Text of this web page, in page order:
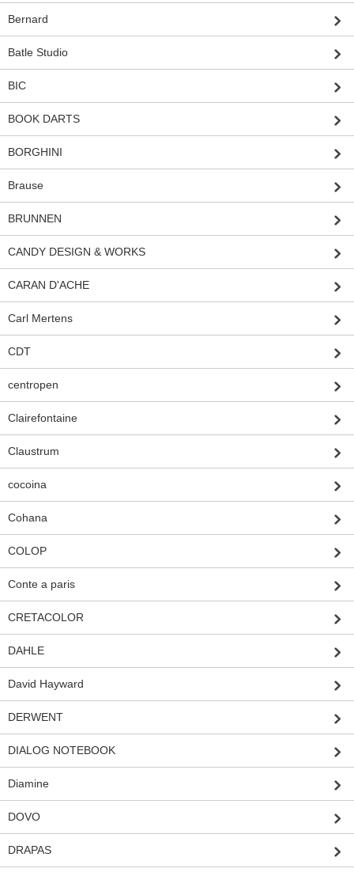
Bernard
Batle Studio
BIC
BOOK DARTS
BORGHINI
Brause
BRUNNEN
CANDY DESIGN & WORKS
CARAN D'ACHE
Carl Mertens
CDT
centropen
Clairefontaine
Claustrum
cocoina
Cohana
COLOP
Conte a paris
CRETACOLOR
DAHLE
David Hayward
DERWENT
DIALOG NOTEBOOK
Diamine
DOVO
DRAPAS